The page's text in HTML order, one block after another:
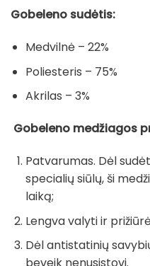
Gobeleno sudėtis:
Medvilnė – 22%
Poliesteris – 75%
Akrilas – 3%
Gobeleno medžiagos
Patvarumas. Dėl
specialių siūlų, ši
laiką;
Lengva valyti ir
Dėl antistatinių